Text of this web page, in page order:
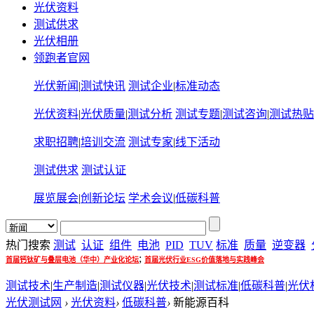
光伏资料
测试供求
光伏相册
领跑者官网
光伏新闻 |测试快讯 测试企业|标准动态
光伏资料|光伏质量|测试分析 测试专题|测试咨询|测试热贴
求职招聘|培训交流 测试专家|线下活动
测试供求 测试认证
展览展会|创新论坛 学术会议|低碳科普
热门搜索 测试 认证 组件 电池 PID TUV 标准 质量 逆变器
首届钙钛矿与叠层电池（华中）产业化论坛; 首届光伏行业ESG价值落地与实践峰会
测试技术|生产制造|测试仪器|光伏技术|测试标准|低碳科普|光伏
光伏测试网 › 光伏资料› 低碳科普› 新能源百科